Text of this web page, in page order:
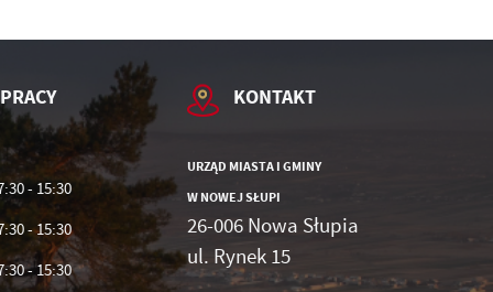
- 15:30
- 15:30
- 15:30
KONTAKT
URZĄD MIASTA I GMINY
W NOWEJ SŁUPI
26-006 Nowa Słupia
ul. Rynek 15